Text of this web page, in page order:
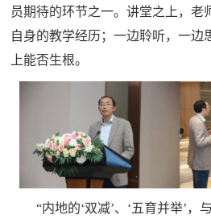
员期待的环节之一。讲堂之上，老
自身的教学经历；一边聆听，一边
上能否生根。
“内地的‘双减’、‘五育并举’，